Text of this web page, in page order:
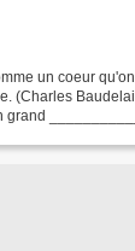
un coeur
(Charles